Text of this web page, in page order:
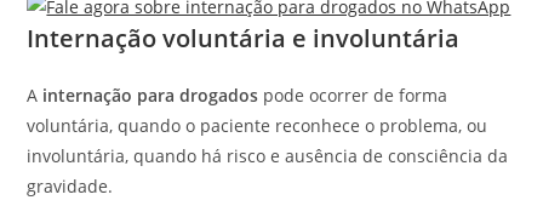
Internação voluntária e involuntária
A internação para drogados pode ocorrer de forma
voluntária, quando o paciente reconhece o problema, ou
involuntária, quando há risco e ausência de consciência da
gravidade.